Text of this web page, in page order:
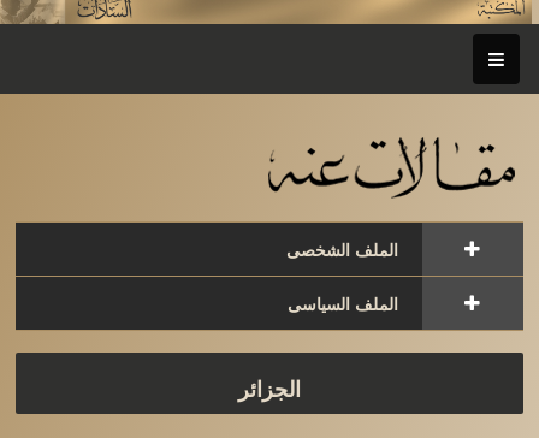
الملف الشخصى
الملف السياسى
الجزائر